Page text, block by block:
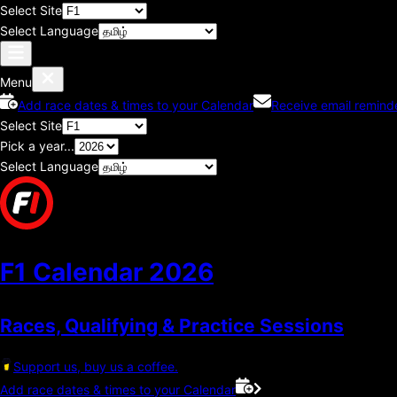
Select Site
Select Language
Menu
Add race dates & times to your Calendar
Receive email
Select Site
Pick a year...
Select Language
F1 Calendar 2026
Races, Qualifying & Practice Sessions
Support us, buy us a coffee.
Add race dates & times to your Calendar